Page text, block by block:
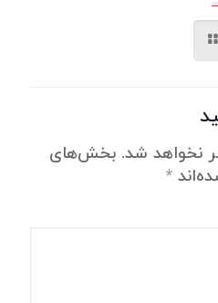
نخواهد شد. بخش‌های
*